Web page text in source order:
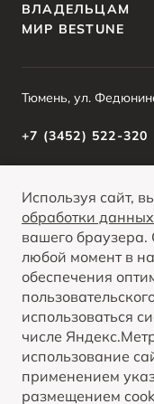
ВЛАДЕЛЬЦАМ
МИР BESTUNE
Тюмень, ул.
+7 (3452) 522-320
О ПРОДУКТЕ
КРЕДИТНЫЕ
Вся представленная на
сервисного обслуживания,
публичной офертой. Все
информационный характер
розничными ценами по
Европа»). Для получения
ближайшему официальному
Опубликованная на данном
время без
ПОКАЗАТЬ ВСЕ
© 2026
Политика обработки
Правовая информация
Контакты
Используя сайт,
обработки данных
вашего браузера.
любой момент в
обеспечения
использоваться
числе
использование
применением
размещением